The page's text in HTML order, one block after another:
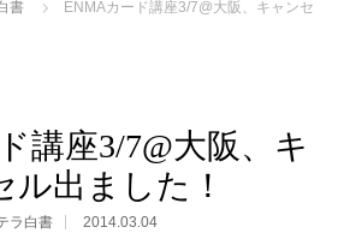
書
ENMAカード講座3/7@大阪、キャンセ
講座3/7@大阪、キ
ル出ました！
ラ白書 2014.03.04